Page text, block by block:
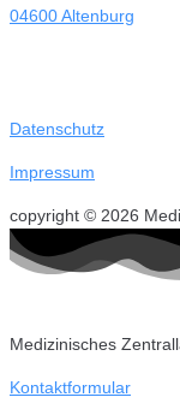
04600 Altenburg
Datenschutz
Impressum
copyright © 2026
Medizinisches
Kontaktformular